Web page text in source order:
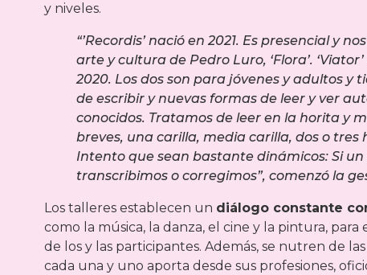
y niveles.
“’Recordis’ nació en 2021. Es presencial y
arte y cultura de Pedro Luro, ‘Flora’.
2020. Los dos son para jóvenes y adultos y
de escribir y nuevas formas de leer y ver
conocidos. Tratamos de leer en la horita y
breves, una carilla, media carilla, dos o tres
Intento que sean bastante dinámicos: Si
transcribimos o corregimos”, comenzó la
Los talleres establecen un diálogo constante
como la música, la danza, el cine y la pintura,
de los y las participantes. Además, se nutren de
cada una y uno aporta desde sus profesiones,